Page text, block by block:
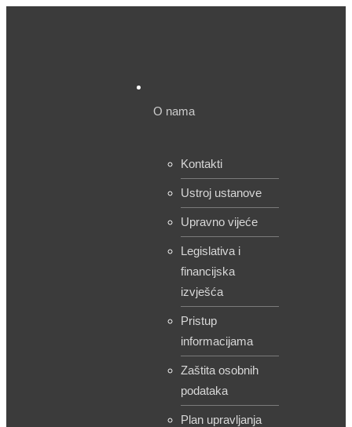
O nama
Kontakti
Ustroj ustanove
Upravno vijeće
Legislativa i
financijska
izvješća
Pristup
informacijama
Zaštita osobnih
podataka
Plan upravljanja